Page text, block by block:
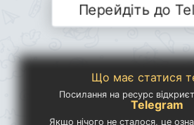
Перейдіть до
Що має статися
Посилання на ресурс
Telegram
Якщо нічого не сталося, це